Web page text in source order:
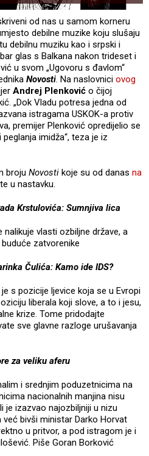
od nas u samom korneru
debilne muzike koju slušaju
debilnu muziku kao i srpski i
glas s Balkana nakon trideset i
u svom „Ugovoru s đavlom“
Novosti. Na naslovnici ovog
Andrej Plenković o čijoj
„Dok Vladu potresa jedna od
istragama USKOK-a protiv
premijer Plenković opredijelio se
imidža“, teza je iz
broju Novosti koje su od danas na
u nastavku.
Krstulovića: Sumnjiva lica
vlasti ozbiljne države, a
zatvorenike
Čulića: Kamo ide IDS?
s pozicije ljevice koja se u Evropi
liberala koji slove, a to i jesu,
krize. Tome pridodajte
sve glavne razloge urušavanja
za veliku aferu
i srednjim poduzetnicima na
nacionalnih manjina nisu
je izazvao najozbiljniji u nizu
već bivši ministar Darko Horvat
u pritvor, a pod istragom je i
Piše Goran Borković